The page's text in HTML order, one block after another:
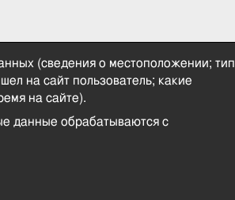
(сведения о местоположении; тип
на сайт пользователь; какие
на сайте).
данные обрабатываются с